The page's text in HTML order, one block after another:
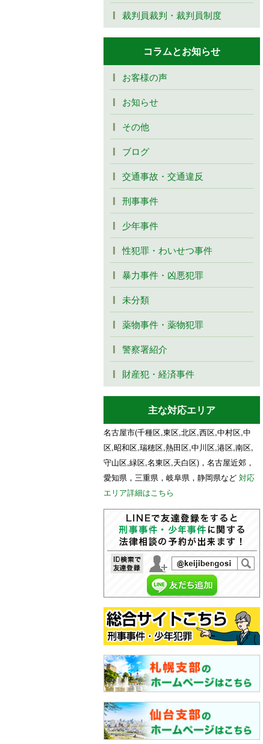
裁判員裁判・裁判員制度
コラムとお知らせ
お客様の声
お知らせ
その他
ブログ
交通事故・交通違反
刑事事件
少年事件
性犯罪・わいせつ事件
暴力事件・凶悪犯罪
未分類
薬物事件・薬物犯罪
警察署紹介
財産犯・経済事件
主な対応エリア
名古屋市(千種区,東区,北区,西区,中村区,中
区,昭和区,瑞穂区,熱田区,中川区,港区,南区,
守山区,緑区,名東区,天白区)，名古屋近郊，
愛知県，三重県，岐阜県，静岡県など 対応
エリア詳細はこちら